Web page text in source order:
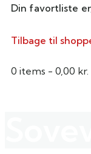
Din favortliste
Tilbage til
0 items - 0,00 kr.